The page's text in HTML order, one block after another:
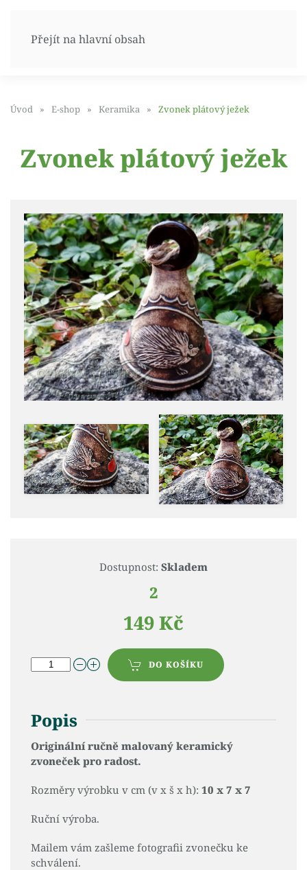
Přejít na hlavní obsah
Úvod E-shop Keramika Zvonek plátový ježek
Zvonek plátový ježek
Dostupnost: Skladem
2
149 Kč
DO KOŠÍKU
Popis
Originální ručně malovaný keramický
zvoneček pro radost.
Rozměry výrobku v cm (v x š x h): 10 x 7 x 7
Ruční výroba.
Mailem vám zašleme fotografii zvonečku ke
schválení.